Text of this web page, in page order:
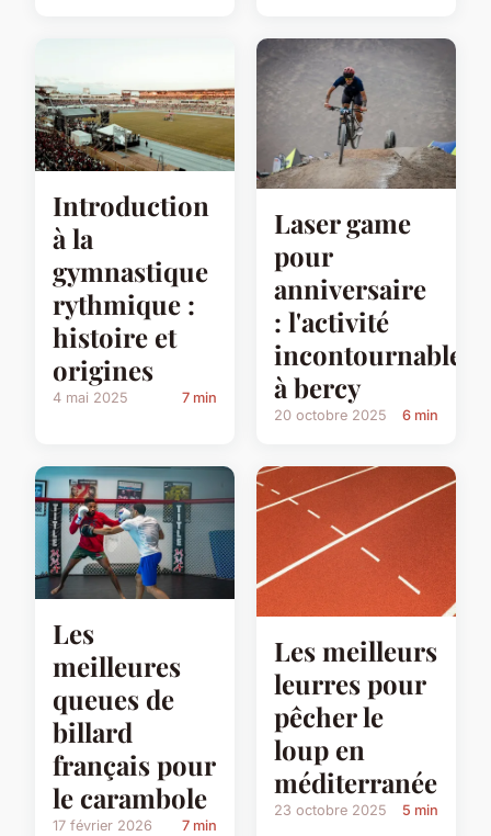
Introduction
à la
gymnastique
rythmique :
histoire et
origines
4 mai 2025 7 min
Laser game
pour
anniversaire
: l'activité
incontournable
à bercy
20 octobre 2025 6 min
Les
meilleures
queues de
billard
français pour
le carambole
17 février 2026 7 min
Les meilleurs
leurres pour
pêcher le
loup en
méditerranée
23 octobre 2025 5 min